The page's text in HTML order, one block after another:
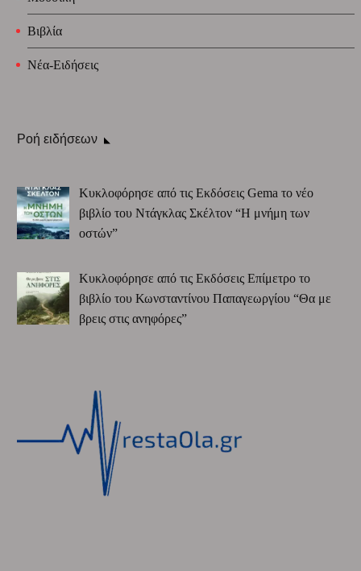
Βιβλία
Νέα-Ειδήσεις
Ροή ειδήσεων
Κυκλοφόρησε από τις Εκδόσεις Gema το νέο
βιβλίο του Ντάγκλας Σκέλτον “Η μνήμη των
οστών”
Κυκλοφόρησε από τις Εκδόσεις Επίμετρο το
βιβλίο του Κωνσταντίνου Παπαγεωργίου “Θα με
βρεις στις ανηφόρες”